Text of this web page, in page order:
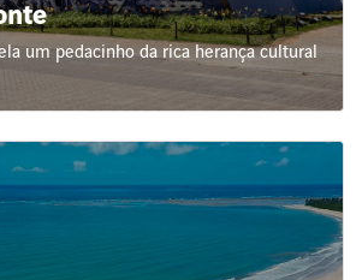
um pedacinho da rica herança cultural